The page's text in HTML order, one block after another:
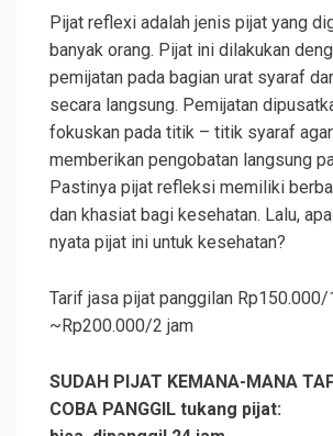
Pijat reflexi adalah jenis pijat yang
banyak orang. Pijat ini dilakukan
pemijatan pada bagian urat syaraf
secara langsung. Pemijatan
fokuskan pada titik – titik syaraf
memberikan pengobatan langsung
Pastinya pijat refleksi memiliki
dan khasiat bagi kesehatan. Lalu,
nyata pijat ini untuk kesehatan?
Tarif jasa pijat panggilan Rp150.000/
~Rp200.000/2 jam
SUDAH PIJAT KEMANA-MANA
COBA PANGGIL tukang pijat: